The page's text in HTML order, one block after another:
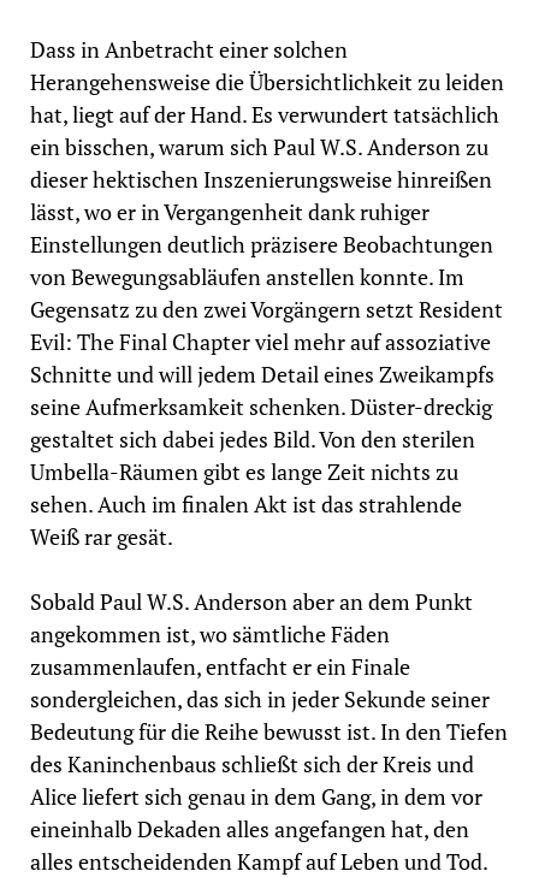
Dass in Anbetracht einer solchen
Herangehensweise die Übersichtlichkeit zu leiden
hat, liegt auf der Hand. Es verwundert tatsächlich
ein bisschen, warum sich Paul W.S. Anderson zu
dieser hektischen Inszenierungsweise hinreißen
lässt, wo er in Vergangenheit dank ruhiger
Einstellungen deutlich präzisere Beobachtungen
von Bewegungsabläufen anstellen konnte. Im
Gegensatz zu den zwei Vorgängern setzt Resident
Evil: The Final Chapter viel mehr auf assoziative
Schnitte und will jedem Detail eines Zweikampfs
seine Aufmerksamkeit schenken. Düster-dreckig
gestaltet sich dabei jedes Bild. Von den sterilen
Umbella-Räumen gibt es lange Zeit nichts zu
sehen. Auch im finalen Akt ist das strahlende
Weiß rar gesät.
Sobald Paul W.S. Anderson aber an dem Punkt
angekommen ist, wo sämtliche Fäden
zusammenlaufen, entfacht er ein Finale
sondergleichen, das sich in jeder Sekunde seiner
Bedeutung für die Reihe bewusst ist. In den Tiefen
des Kaninchenbaus schließt sich der Kreis und
Alice liefert sich genau in dem Gang, in dem vor
eineinhalb Dekaden alles angefangen hat, den
alles entscheidenden Kampf auf Leben und Tod.